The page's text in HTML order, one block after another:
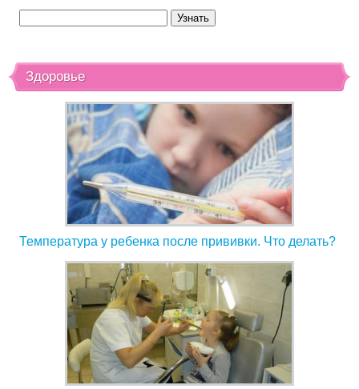
Здоровье
Температура у ребенка после прививки. Что делать?